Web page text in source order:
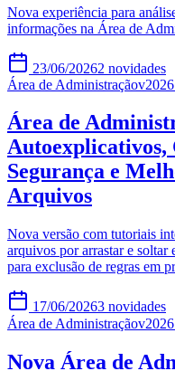
Nova experiência para
informações na Área de
23/06/20262 novidades
Área de Administraçãov
Área de
Autoexplicativos,
Segurança e
Arquivos
Nova versão com tutoriais
arquivos por arrastar e soltar
para exclusão de regras em
17/06/20263 novidades
Área de Administraçãov
Nova Área de